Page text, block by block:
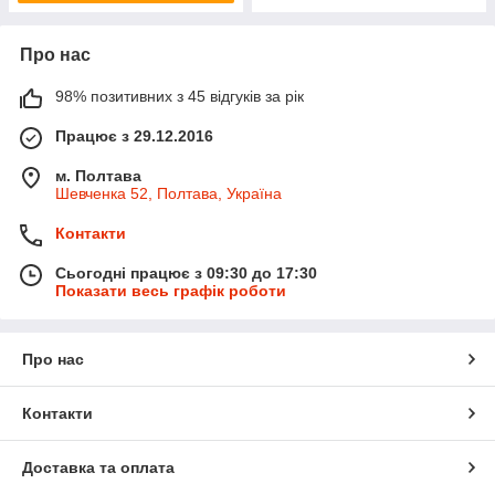
Про нас
98% позитивних з 45 відгуків за рік
Працює з 29.12.2016
м. Полтава
Шевченка 52, Полтава, Україна
Контакти
Сьогодні працює з 09:30 до 17:30
Показати весь графік роботи
Про нас
Контакти
Доставка та оплата